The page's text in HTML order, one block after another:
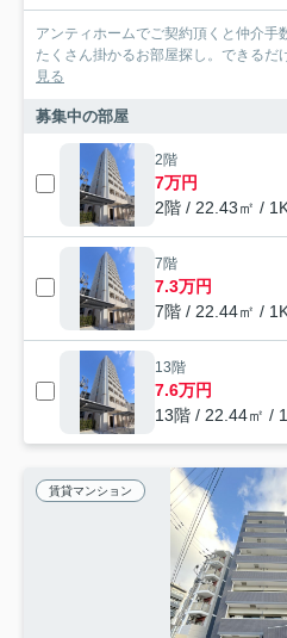
アンティホームでご契約頂くと仲介
たくさん掛かるお部屋探し。できるだ
見る
募集中の部屋
2階
7万円
2階 / 22.43㎡ /
7階
7.3万円
7階 / 22.44㎡ /
13階
7.6万円
13階 / 22.44㎡ /
賃貸マンション